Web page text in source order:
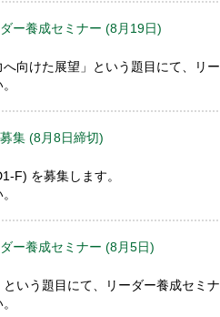
ー養成セミナー (8月19日)
へ向けた展望」という題目にて、
集 (8月8日締切)
F) を募集します。
ー養成セミナー (8月5日)
という題目にて、リーダー養成セ